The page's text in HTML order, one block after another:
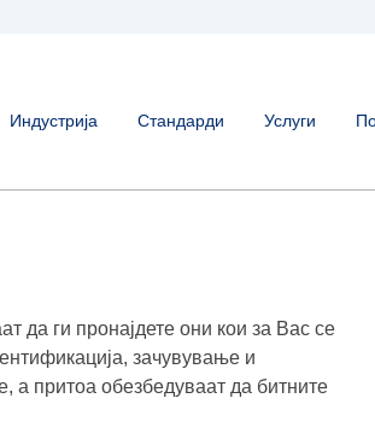
Индустрија Стандарди Услуги
да ги пронајдете они кои за Вас се
зачувување и
а притоа обезбедуваат да битните